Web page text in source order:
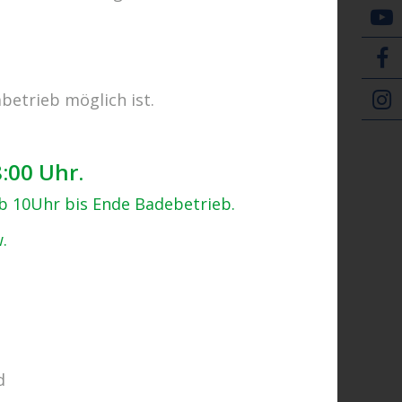
möglich ist.
Uhr.
10Uhr bis Ende Badebetrieb.